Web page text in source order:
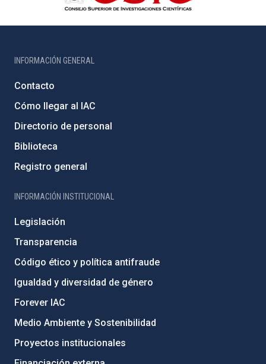
INFORMACIÓN GENERAL
Contacto
Cómo llegar al IAC
Directorio de personal
Biblioteca
Registro general
INFORMACIÓN INSTITUCIONAL
Legislación
Transparencia
Código ético y política antifraude
Igualdad y diversidad de género
Forever IAC
Medio Ambiente y Sostenibilidad
Proyectos institucionales